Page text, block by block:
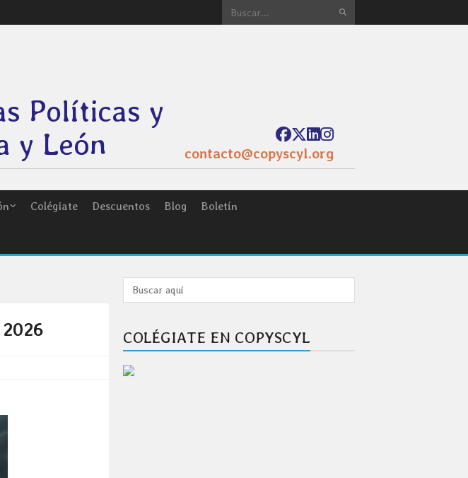
Políticas y
y León
contacto@copyscyl.org
Colégiate Descuentos Blog Boletín
COLÉGIATE EN COPYSCYL